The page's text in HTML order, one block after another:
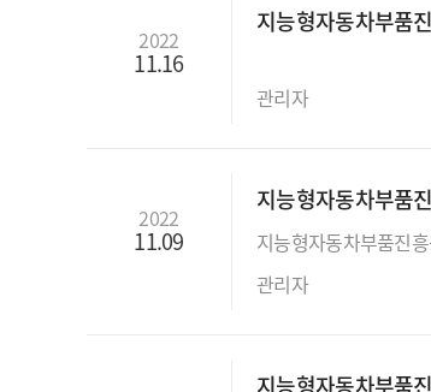
2022
11.16
지능형자동차부품
관리자
2022
11.09
지능형자동차부품
관리자
지능형자동차부품